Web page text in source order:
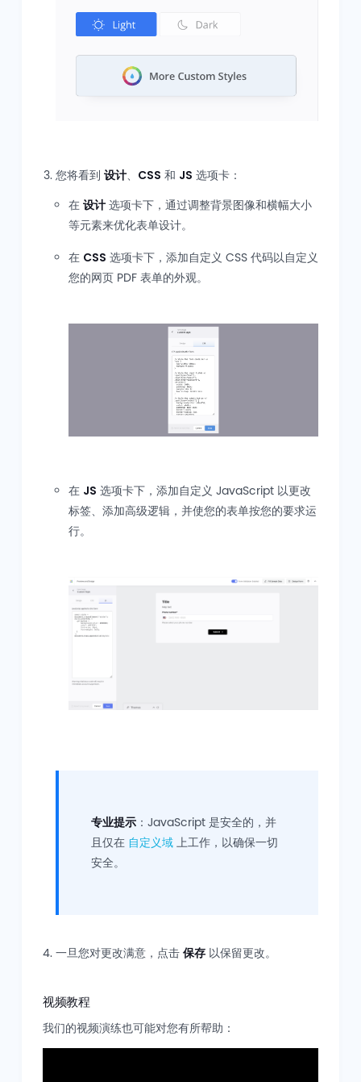
您将看到 设计、 CSS 和 JS 选项卡：
在 设计选项卡下，通过调整背景图像和横幅大小
等元素来优化表单设计。
在 CSS 选项卡下，添加自定义 CSS 代码以自定义
您的网页 PDF 表单的外观。
在 JS 选项卡下，添加自定义 JavaScript 以更改
标签、添加高级逻辑，并使您的表单按您的要求运
行。
专业提示：JavaScript 是安全的，并
且仅在 自定义域上工作，以确保一切
安全。
一旦您对更改满意，点击 保存以保留更改。
视频教程
我们的视频演练也可能对您有所帮助：